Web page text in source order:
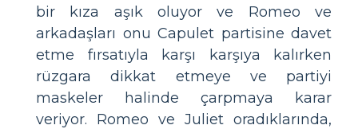
bir kıza aşık oluyor ve Romeo ve
arkadaşları onu Capulet partisine davet
etme fırsatıyla karşı karşıya kalırken
rüzgara dikkat etmeye ve partiyi
maskeler halinde çarpmaya karar
veriyor. Romeo ve Juliet oradıklarında,